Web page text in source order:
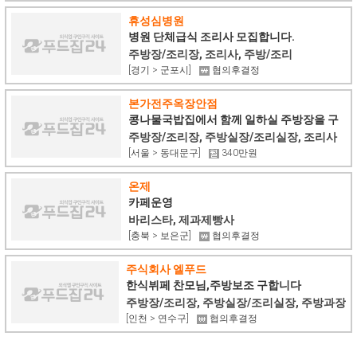
휴성심병원
병원 단체급식 조리사 모집합니다.
주방장/조리장, 조리사, 주방/조리
[경기 > 군포시] 협의후결정
본가전주옥장안점
콩나물국밥집에서 함께 일하실 주방장을 구
합니다
주방장/조리장, 주방실장/조리실장, 조리사
[서울 > 동대문구] 340만원
온제
카페운영
바리스타, 제과제빵사
[충북 > 보은군] 협의후결정
주식회사 엘푸드
한식뷔페 찬모님,주방보조 구합니다
주방장/조리장, 주방실장/조리실장, 주방과장
[인천 > 연수구] 협의후결정